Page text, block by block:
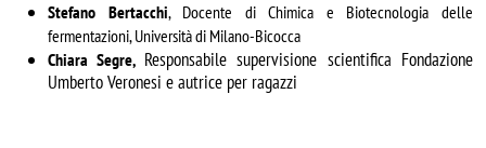
Stefano Bertacchi, Docente di Chimica e Biotecnologia delle
fermentazioni, Università di Milano-Bicocca
Chiara Segre, Responsabile supervisione scientifica Fondazione
Umberto Veronesi e autrice per ragazzi